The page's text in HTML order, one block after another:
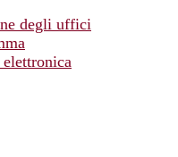
degli uffici